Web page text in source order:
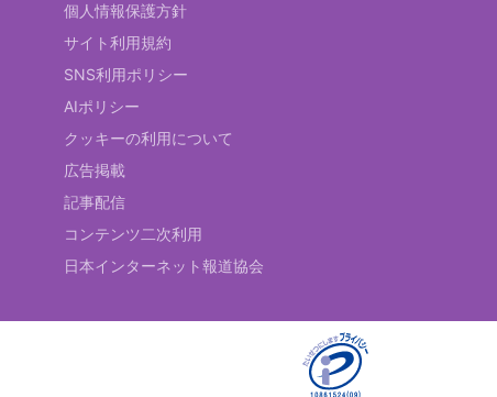
個人情報保護方針
サイト利用規約
SNS利用ポリシー
AIポリシー
クッキーの利用について
広告掲載
記事配信
コンテンツ二次利用
日本インターネット報道協会